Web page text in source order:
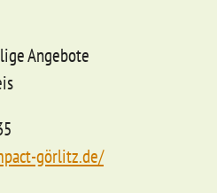
Angebote
görlitz.de/